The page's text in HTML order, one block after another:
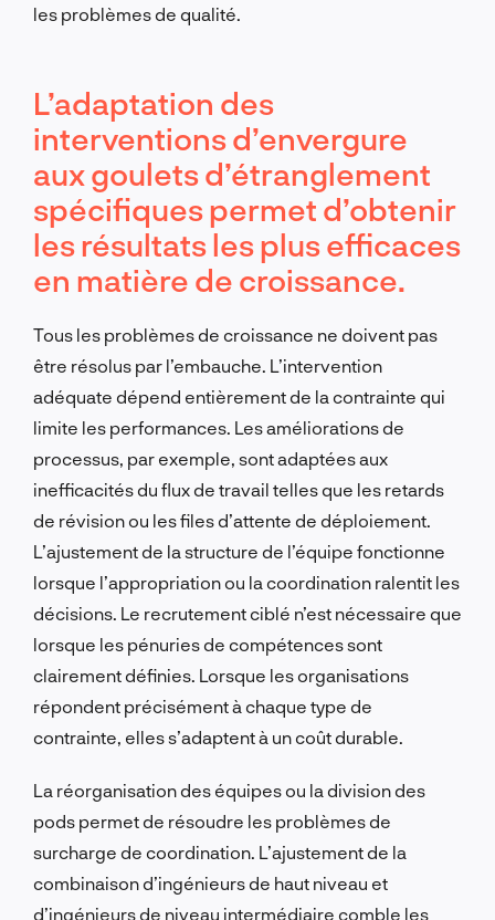
les problèmes de qualité.
L’adaptation des
interventions d’envergure
aux goulets d’étranglement
spécifiques permet d’obtenir
les résultats les plus efficaces
en matière de croissance.
Tous les problèmes de croissance ne doivent pas
être résolus par l’embauche. L’intervention
adéquate dépend entièrement de la contrainte qui
limite les performances. Les améliorations de
processus, par exemple, sont adaptées aux
inefficacités du flux de travail telles que les retards
de révision ou les files d’attente de déploiement.
L’ajustement de la structure de l’équipe fonctionne
lorsque l’appropriation ou la coordination ralentit les
décisions. Le recrutement ciblé n’est nécessaire que
lorsque les pénuries de compétences sont
clairement définies. Lorsque les organisations
répondent précisément à chaque type de
contrainte, elles s’adaptent à un coût durable.
La réorganisation des équipes ou la division des
pods permet de résoudre les problèmes de
surcharge de coordination. L’ajustement de la
combinaison d’ingénieurs de haut niveau et
d’ingénieurs de niveau intermédiaire comble les